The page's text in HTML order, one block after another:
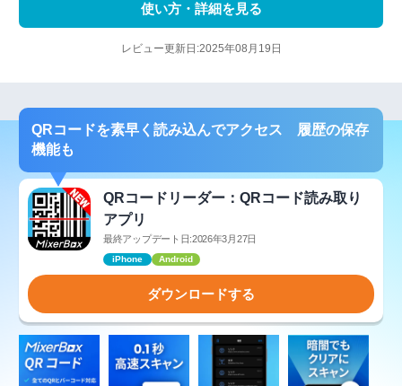
使い方・詳細を見る
レビュー更新日:2025年08月19日
QRコードを素早く読み込んでアクセス 履歴の保存
機能も
QRコードリーダー：QRコード読み取り
アプリ
最終アップデート日:2026年3月27日
iPhone Android
ダウンロードする